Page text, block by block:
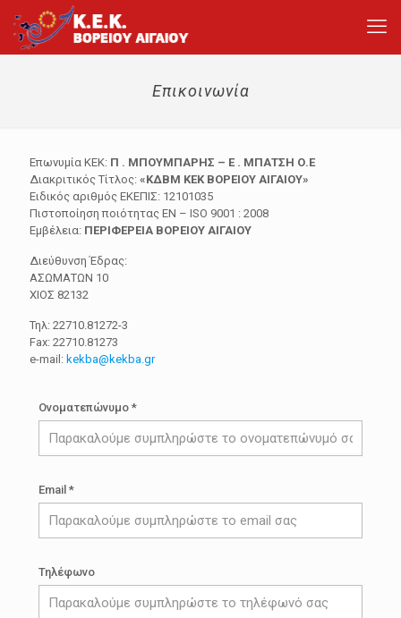
Επικοινωνία
Επωνυμία ΚΕΚ: Π . ΜΠΟΥΜΠΑΡΗΣ – Ε . ΜΠΑΤΣΗ Ο.Ε
Διακριτικός Τίτλος: «ΚΔΒΜ ΚΕΚ ΒΟΡΕΙΟΥ ΑΙΓΑΙΟΥ»
Ειδικός αριθμός ΕΚΕΠΙΣ: 12101035
Πιστοποίηση ποιότητας ΕΝ – ISO 9001 : 2008
Εμβέλεια: ΠΕΡΙΦΕΡΕΙΑ ΒΟΡΕΙΟΥ ΑΙΓΑΙΟΥ
Διεύθυνση Έδρας:
ΑΣΩΜΑΤΩΝ 10
ΧΙΟΣ 82132
Τηλ: 22710.81272-3
Fax: 22710.81273
e-mail: kekba@kekba.gr
Ονοματεπώνυμο *
Email *
Τηλέφωνο